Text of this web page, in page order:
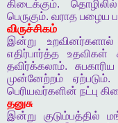
கிடைக்கும்.தொழிலில்
பெருகும். வராத பழைய
விருச்சிகம்
இன்று
உறவினர்களால்
எதிர்பார்த்த
உதவிகள்
தவிர்க்கலாம். சுபகாரிய
முன்னேற்றம்
ஏற்படும்.
பெரியவர்களின் நட்பு
தனுசு
இன்று
குடும்பத்தில்